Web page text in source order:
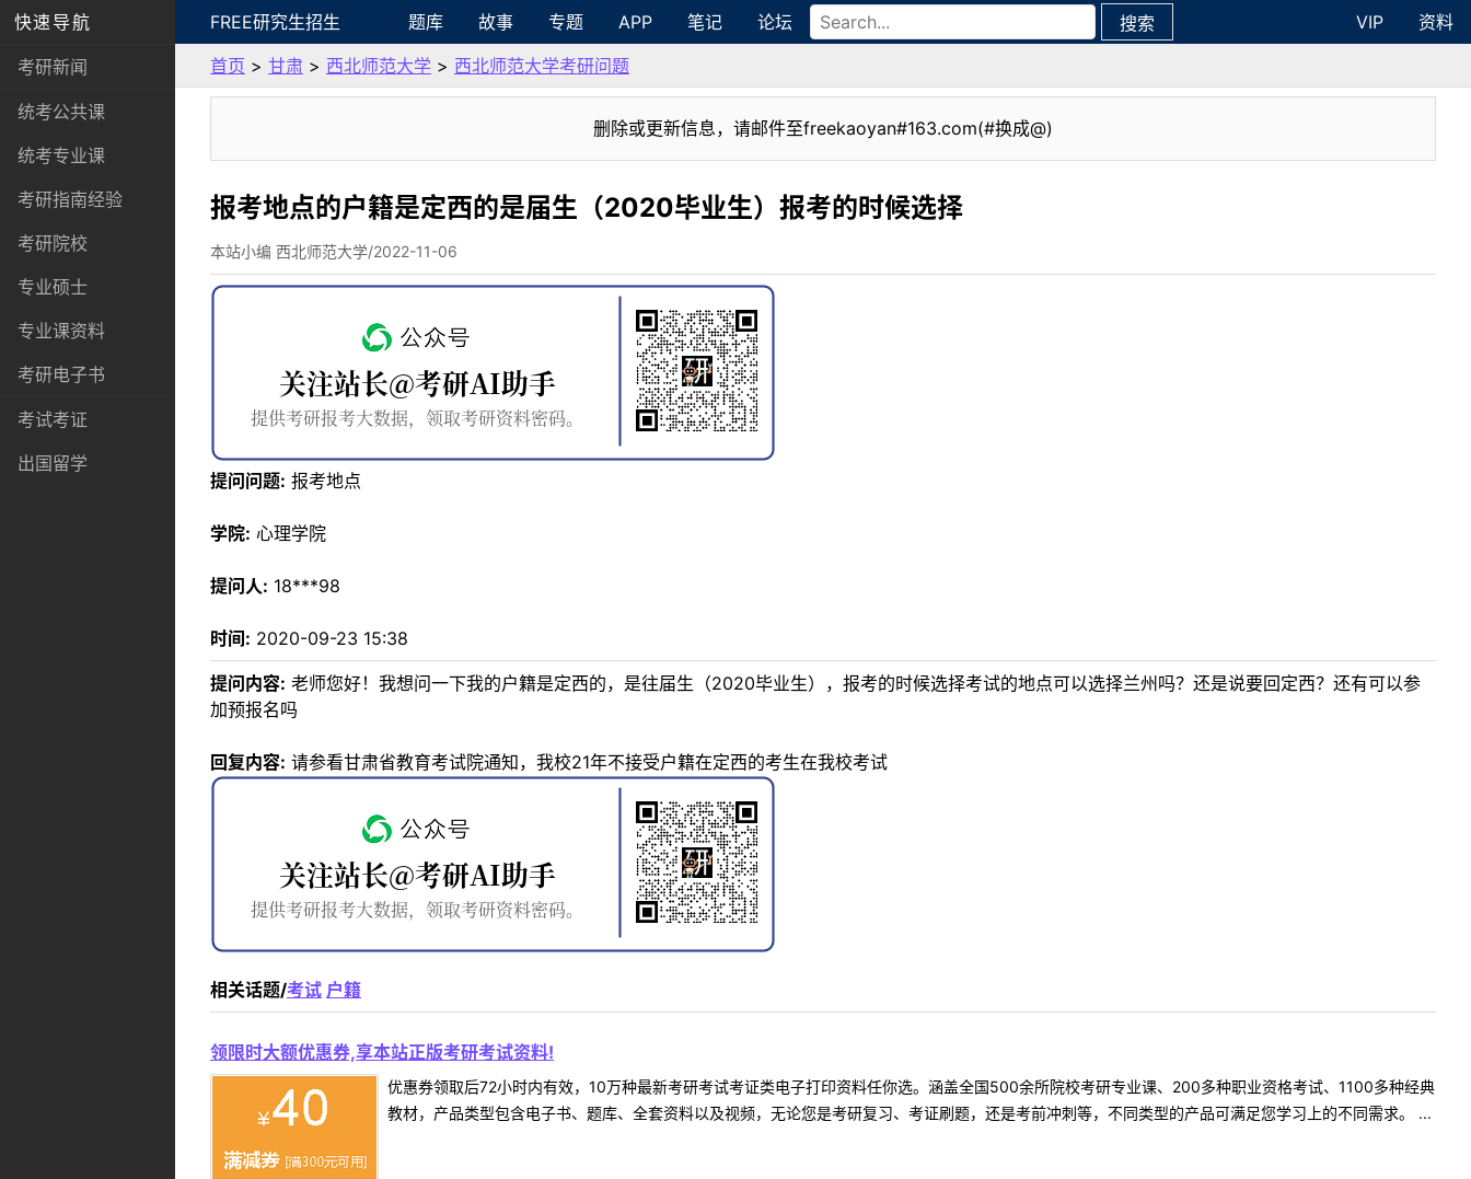
快速导航
考研新闻
统考公共课
统考专业课
考研指南经验
考研院校
专业硕士
专业课资料
考研电子书
考试考证
出国留学
FREE研究生招生 题库 故事 专题 APP 笔记 论坛 搜索 VIP
资料
首页 > 甘肃 > 西北师范大学 > 西北师范大学考研问题
删除或更新信息，请邮件至freekaoyan#163.com(#换成@)
报考地点的户籍是定西的是届生（2020毕业生）报考的时候选择
本站小编 西北师范大学/2022-11-06
提问问题: 报考地点
学院: 心理学院
提问人: 18***98
时间: 2020-09-23 15:38
提问内容: 老师您好！我想问一下我的户籍是定西的，是往届生（2020毕业生），报考的时候选择考试的地点可以选择兰州吗？还是说要回定西？还有可以参
加预报名吗
回复内容: 请参看甘肃省教育考试院通知，我校21年不接受户籍在定西的考生在我校考试
相关话题/考试 户籍
领限时大额优惠券,享本站正版考研考试资料!
优惠券领取后72小时内有效，10万种最新考研考试考证类电子打印资料任你选。涵盖全国500余所院校考研专业课、200多种职业资格考试、1100多种经典
教材，产品类型包含电子书、题库、全套资料以及视频，无论您是考研复习、考证刷题，还是考前冲刺等，不同类型的产品可满足您学习上的不同需求。 ...